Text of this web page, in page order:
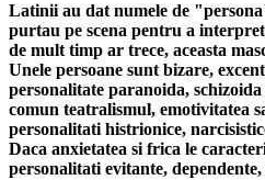
Latinii au dat numele de
purtau pe scena pentru a
de mult timp ar trece, aceasta
Unele persoane sunt bizare,
personalitate paranoida,
comun teatralismul, emotivitatea
personalitati histrionice,
Daca anxietatea si frica le
personalitati evitante,